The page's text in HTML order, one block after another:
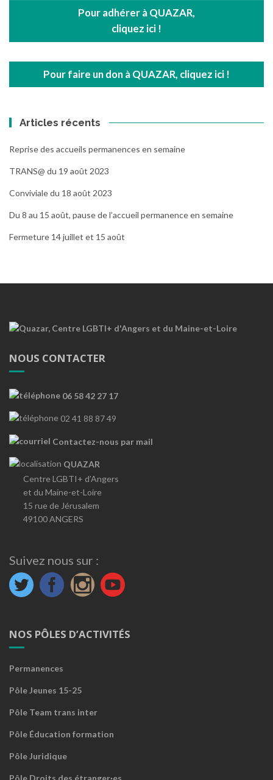
Pour adhérer à QUAZAR,
cliquez ici !
Pour faire un don à QUAZAR, cliquez ici !
Articles récents
Reprise des accueils permanences en semaine
TRANS@ du 19 août 2023
Conviviale du 18 août 2023
Du 8 au 15 août, pause de l’accueil permanence en semaine
Fermeture 14 juillet et 15 août
NOUS CONTACTER
06 58 42 27 17
02 41 88 87 49
Contactez-nous par mail
QUAZAR
Centre LGBTI+ d’Angers
et du Maine-et-Loire
15 rue de Jérusalem
49100 ANGERS
Suivez nous sur :
NOS PÔLES D’ACTIVITÉS
Permanences
Pôle Jeunes 15-25
Pôle Team trans inter
Pôle Éducation formation
Pôle Juridique
Pôle Droits des étranger·es